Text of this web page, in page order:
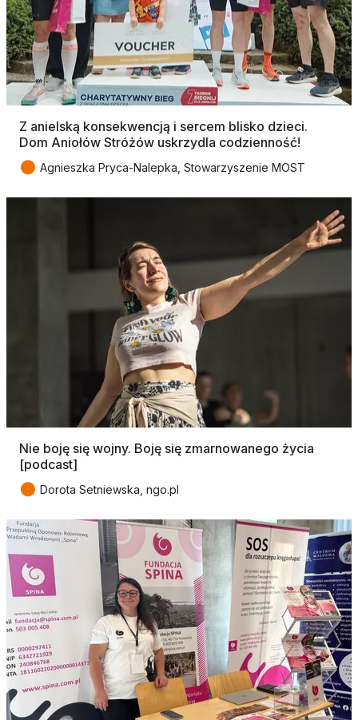
Z anielską konsekwencją i sercem blisko dzieci.
Dom Aniołów Stróżów uskrzydla codzienność!
● Agnieszka Pryca-Nalepka, Stowarzyszenie MOST
Nie boję się wojny. Boję się zmarnowanego życia
[podcast]
● Dorota Setniewska, ngo.pl